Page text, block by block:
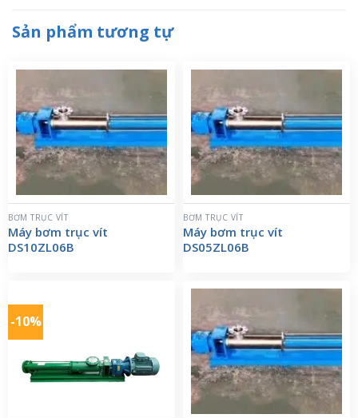
Sản phẩm tương tự
BƠM TRỤC VÍT
Máy bơm trục vít
DS10ZL06B
BƠM TRỤC VÍT
Máy bơm trục vít
DS05ZL06B
-10%